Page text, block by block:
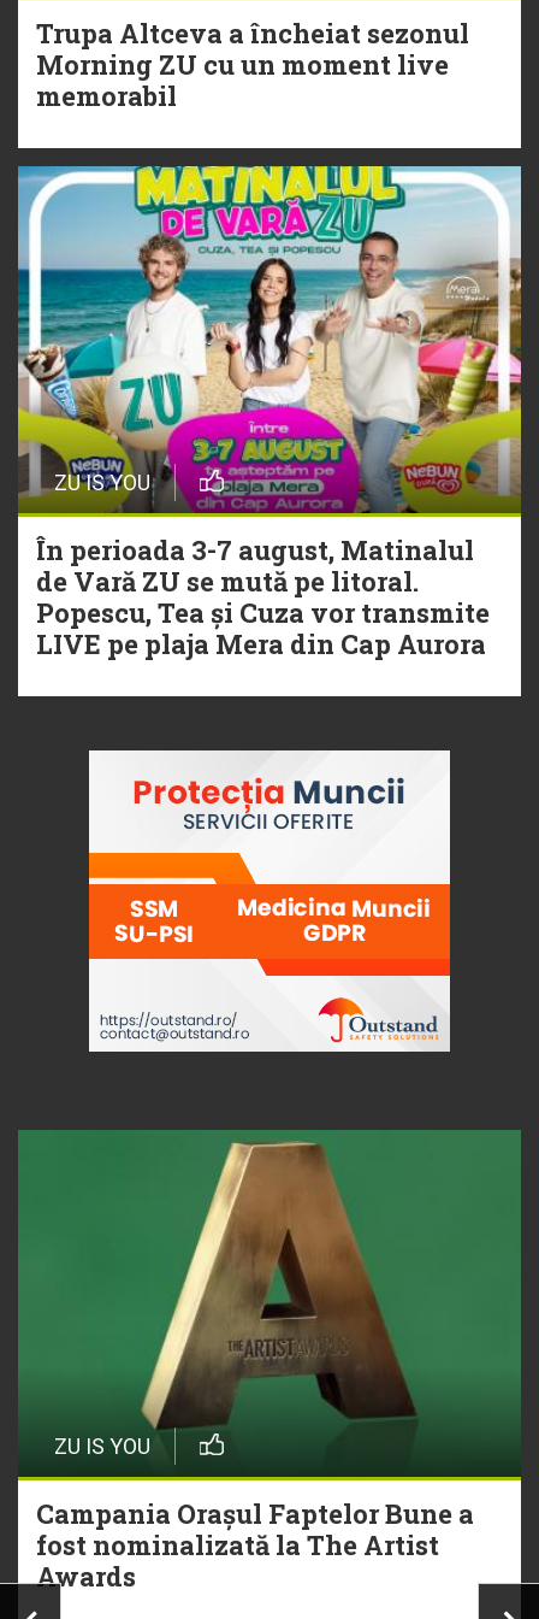
20 Iulie
Torpedoul lui Morar: Theo Rose -
Trupa Altceva a încheiat sezonul
Morning ZU cu un moment live
memorabil
ZU IS YOU
În perioada 3-7 august, Matinalul
de Vară ZU se mută pe litoral.
Popescu, Tea și Cuza vor transmite
LIVE pe plaja Mera din Cap Aurora
ZU IS YOU
Campania Orașul Faptelor Bune a
fost nominalizată la The Artist
Awards